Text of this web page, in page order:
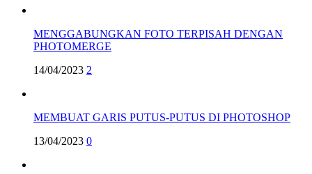
MENGGABUNGKAN FOTO TERPISAH DENGAN
PHOTOMERGE
14/04/2023 2
MEMBUAT GARIS PUTUS-PUTUS DI PHOTOSHOP
13/04/2023 0